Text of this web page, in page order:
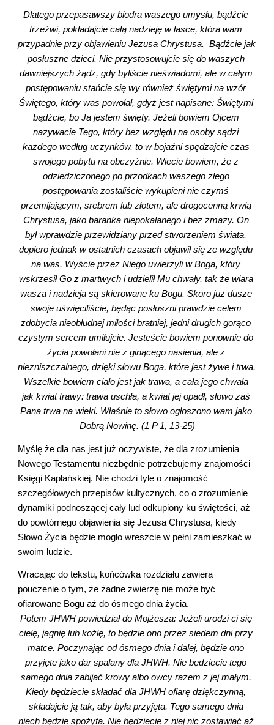
Dlatego przepasawszy biodra waszego umysłu, bądźcie
trzeźwi, pokładajcie całą nadzieję w łasce, która wam
przypadnie przy objawieniu Jezusa Chrystusa.  Bądźcie jak
posłuszne dzieci. Nie przystosowujcie się do waszych
dawniejszych żądz, gdy byliście nieświadomi, ale w całym
postępowaniu stańcie się wy również świętymi na wzór
Świętego, który was powołał, gdyż jest napisane: Świętymi
bądźcie, bo Ja jestem święty. Jeżeli bowiem Ojcem
nazywacie Tego, który bez względu na osoby sądzi
każdego według uczynków, to w bojaźni spędzajcie czas
swojego pobytu na obczyźnie. Wiecie bowiem, że z
odziedziczonego po przodkach waszego złego
postępowania zostaliście wykupieni nie czymś
przemijającym, srebrem lub złotem, ale drogocenną krwią
Chrystusa, jako baranka niepokalanego i bez zmazy. On
był wprawdzie przewidziany przed stworzeniem świata,
dopiero jednak w ostatnich czasach objawił się ze względu
na was. Wyście przez Niego uwierzyli w Boga, który
wskrzesił Go z martwych i udzielił Mu chwały, tak że wiara
wasza i nadzieja są skierowane ku Bogu. Skoro już dusze
swoje uświęciliście, będąc posłuszni prawdzie celem
zdobycia nieobłudnej miłości bratniej, jedni drugich gorąco
czystym sercem umiłujcie. Jesteście bowiem ponownie do
życia powołani nie z ginącego nasienia, ale z
niezniszczalnego, dzięki słowu Boga, które jest żywe i trwa.
Wszelkie bowiem ciało jest jak trawa, a cała jego chwała
jak kwiat trawy: trawa uschła, a kwiat jej opadł, słowo zaś
Pana trwa na wieki. Właśnie to słowo ogłoszono wam jako
Dobrą Nowinę. (1 P 1, 13-25)
Myślę że dla nas jest już oczywiste, że dla zrozumienia
Nowego Testamentu niezbędnie potrzebujemy znajomości
Księgi Kapłańskiej. Nie chodzi tyle o znajomość
szczegółowych przepisów kultycznych, co o zrozumienie
dynamiki podnoszącej cały lud odkupiony ku świętości, aż
do powtórnego objawienia się Jezusa Chrystusa, kiedy
Słowo Życia będzie mogło wreszcie w pełni zamieszkać w
swoim ludzie.
Wracając do tekstu, końcówka rozdziału zawiera
pouczenie o tym, że żadne zwierzę nie może być
ofiarowane Bogu aż do ósmego dnia życia.
Potem JHWH powiedział do Mojżesza: Jeżeli urodzi ci się
cielę, jagnię lub koźlę, to będzie ono przez siedem dni przy
matce. Poczynając od ósmego dnia i dalej, będzie ono
przyjęte jako dar spalany dla JHWH. Nie będziecie tego
samego dnia zabijać krowy albo owcy razem z jej małym.
Kiedy będziecie składać dla JHWH ofiarę dziękczynną,
składajcie ją tak, aby była przyjęta. Tego samego dnia
niech będzie spożyta. Nie będziecie z niej nic zostawiać aż